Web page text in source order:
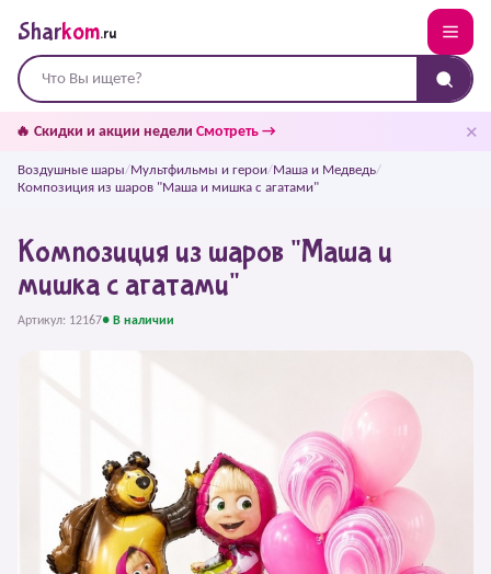
Sharkom.ru
🔥 Скидки и акции недели Смотреть → ✕
Воздушные шары/Мультфильмы и герои/Маша и Медведь/
Композиция из шаров "Маша и мишка с агатами"
Композиция из шаров "Маша и
мишка с агатами"
Артикул: 12167● В наличии